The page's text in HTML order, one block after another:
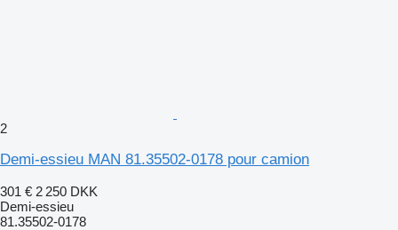
2
Demi-essieu MAN 81.35502-0178 pour camion
301 € 2 250 DKK
Demi-essieu
81.35502-0178